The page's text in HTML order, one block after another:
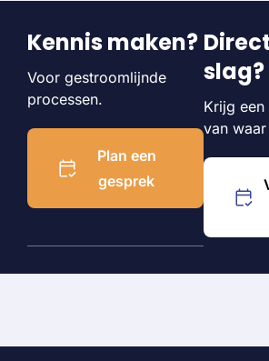
Kennis maken?
Voor gestroomlijnde
processen.
Plan een
gesprek
slag?
Krijg
van